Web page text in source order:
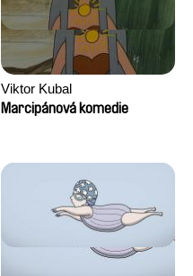
Viktor Kubal
Marcipánová komedie